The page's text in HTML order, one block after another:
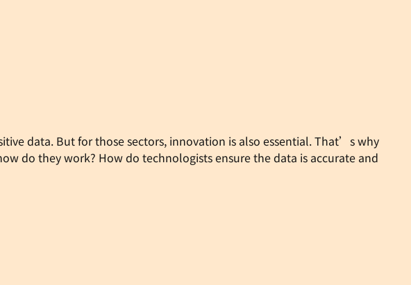
data. But for those sectors, innovation is also essential. That’s why
do they work? How do technologists ensure the data is accurate and